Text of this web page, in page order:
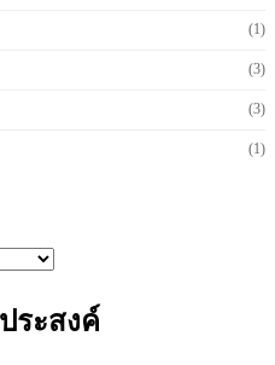
(1)
(3)
(3)
(1)
ระสงค์